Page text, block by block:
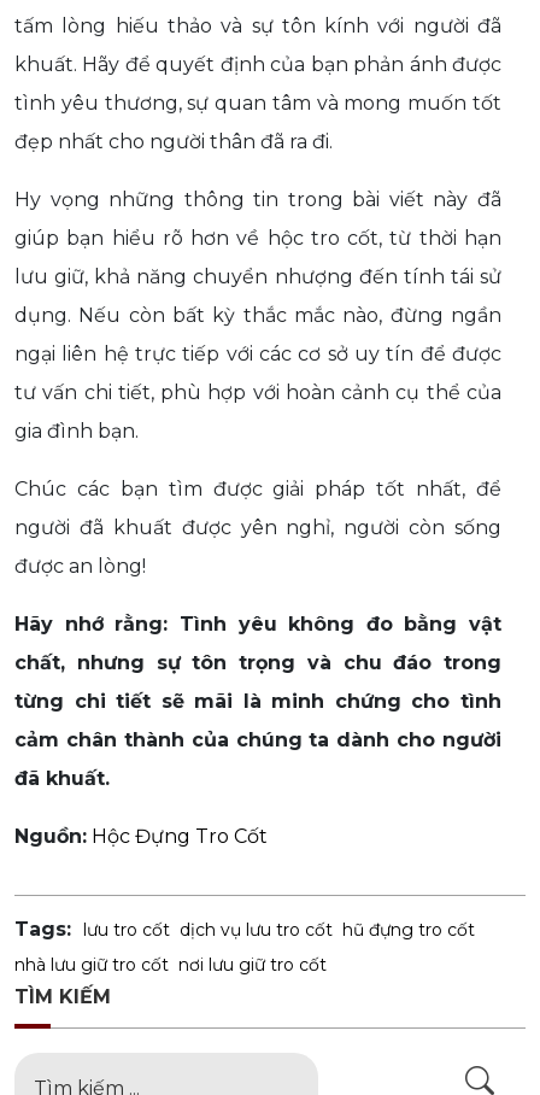
tấm lòng hiếu thảo và sự tôn kính với người đã
khuất. Hãy để quyết định của bạn phản ánh được
tình yêu thương, sự quan tâm và mong muốn tốt
đẹp nhất cho người thân đã ra đi.
Hy vọng những thông tin trong bài viết này đã
giúp bạn hiểu rõ hơn về hộc tro cốt, từ thời hạn
lưu giữ, khả năng chuyển nhượng đến tính tái sử
dụng. Nếu còn bất kỳ thắc mắc nào, đừng ngần
ngại liên hệ trực tiếp với các cơ sở uy tín để được
tư vấn chi tiết, phù hợp với hoàn cảnh cụ thể của
gia đình bạn.
Chúc các bạn tìm được giải pháp tốt nhất, để
người đã khuất được yên nghỉ, người còn sống
được an lòng!
Hãy nhớ rằng: Tình yêu không đo bằng vật
chất, nhưng sự tôn trọng và chu đáo trong
từng chi tiết sẽ mãi là minh chứng cho tình
cảm chân thành của chúng ta dành cho người
đã khuất.
Nguồn: Hộc Đựng Tro Cốt
Tags: lưu tro cốt dịch vụ lưu tro cốt hũ đựng tro cốt
nhà lưu giữ tro cốt nơi lưu giữ tro cốt
TÌM KIẾM